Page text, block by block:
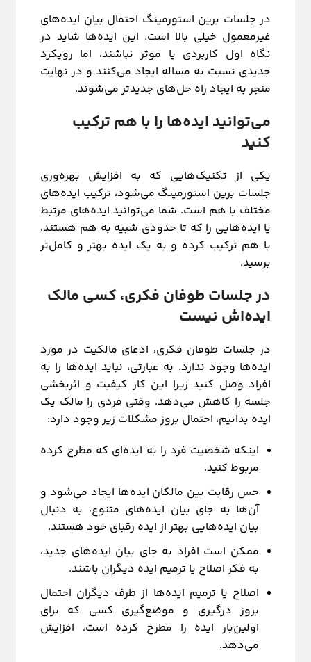
در جلسات برین استورمینگ احتمال بیان ایده‌های
غیرمعمول خیلی بالا است. این ایده‌ها شاید در
نگاه اول کاربردی یا موثر نباشند، اما رویکرد
جدیدی نسبت به مساله ایجاد می‌کنند و در نهایت
منجر به ایجاد راه حل‌های جدیدتر می‌شوند.
می‌توانید ایده‌ها را با هم ترکیب
کنید
یکی از تکنیک‌هایی که به افزایش بهره‌وری
جلسات برین استورمینگ می‌شود، ترکیب ایده‌های
مختلف با هم است. شما می‌توانید ایده‌های مرتبط
یا ایده‌هایی را که تا حدودی شبیه به هم هستند،
با هم ترکیب کرده و به یک ایده بهتر و کامل‌تر
برسید.
در جلسات طوفان فکری، کسی مالک
ایده‌اش نیست
در جلسات طوفان فکری، ادعای مالکیت در مورد
ایده‌ها وجود ندارد. به عبارتی، نباید ایده‌ها را به
افراد وصل کنید زیرا این کار کیفیت و اثربخشی
جلسه را کاهش می‌دهد. وقتی فردی را مالک یک
ایده بدانیم، احتمال بروز مشکلات زیر وجود دارد:
اینکه شخصیت فرد را به ایده‌ای که مطرح کرده
مربوط کنید.
حس رقابت بین مالکان ایده‌ها ایجاد می‌شود و
آن‌ها به جای بیان ایده‌های متنوع، به دنبال
بیان ایده‌هایی بهتر از ایده رقبای خود هستند.
ممکن است افراد به جای بیان ایده‌های جدید،
به فکر اصلاح یا ترمیم ایده دیگران باشند.
اصلاح یا ترمیم ایده‌ها از طرف دیگران احتمال
بروز درگیری و موضع‌گیری کسی که برای
اولین‌بار ایده را مطرح کرده است، افزایش
می‌دهد.